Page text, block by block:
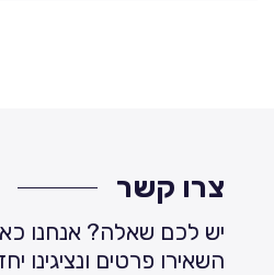
צרו קשר
יש לכם שאלה? אנחנו
השאירו פרטים ונציגינו